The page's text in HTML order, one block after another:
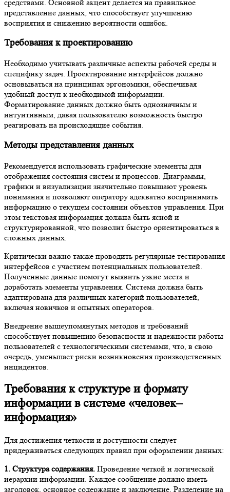
средствами. Основной акцент делается на правильное
представление данных, что способствует улучшению
восприятия и снижению вероятности ошибок.
Требования к проектированию
Необходимо учитывать различные аспекты рабочей среды и
специфику задач. Проектирование интерфейсов должно
основываться на принципах эргономики, обеспечивая
удобный доступ к необходимой информации.
Форматирование данных должно быть однозначным и
интуитивным, давая пользователю возможность быстро
реагировать на происходящие события.
Методы представления данных
Рекомендуется использовать графические элементы для
отображения состояния систем и процессов. Диаграммы,
графики и визуализации значительно повышают уровень
понимания и позволяют оператору адекватно воспринимать
информацию о текущем состоянии объектов управления. При
этом текстовая информация должна быть ясной и
структурированной, что позволит быстро ориентироваться в
сложных данных.
Критически важно также проводить регулярные тестирования
интерфейсов с участием потенциальных пользователей.
Полученные данные помогут выявить узкие места и
доработать элементы управления. Система должна быть
адаптирована для различных категорий пользователей,
включая новичков и опытных операторов.
Внедрение вышеупомянутых методов и требований
способствует повышению безопасности и надежности работы
пользователей с технологическими системами, что, в свою
очередь, уменьшает риски возникновения производственных
инцидентов.
Требования к структуре и формату
информации в системе «человек–
информация»
Для достижения четкости и доступности следует
придерживаться следующих правил при оформлении данных:
1. Структура содержания. Проведение четкой и логической
иерархии информации. Каждое сообщение должно иметь
заголовок, основное содержание и заключение. Разделение на